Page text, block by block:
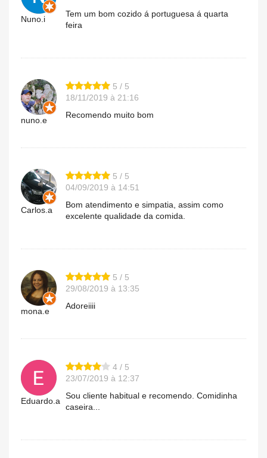
Nuno.i
Tem um bom cozido á portuguesa á quarta
feira
nuno.e
5 / 5
18/11/2019 à 21:16
Recomendo muito bom
Carlos.a
5 / 5
04/09/2019 à 14:51
Bom atendimento e simpatia, assim como
excelente qualidade da comida.
mona.e
5 / 5
29/08/2019 à 13:35
Adoreiiii
Eduardo.a
4 / 5
23/07/2019 à 12:37
Sou cliente habitual e recomendo. Comidinha
caseira...